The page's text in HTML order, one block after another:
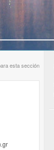
esta sección